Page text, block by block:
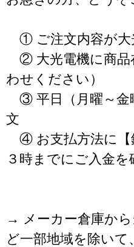
① ご注文内容が大
② 大光電機に商品
わせください）
③ 平日（月曜～金
文
④ お支払方法に【
３時までにご入金
→ メーカー倉庫か
ど一部地域を除い